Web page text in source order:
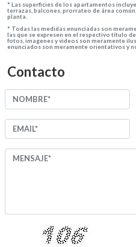
* Las superficies de los apartamentos
terrazas, balcones, prorrateo de área
planta.
* Todas las medidas enunciadas son
las que se expresen en el respectivo título
fotos, imagenes y videos son meramente
enunciados son meramente orientativos y
Contacto